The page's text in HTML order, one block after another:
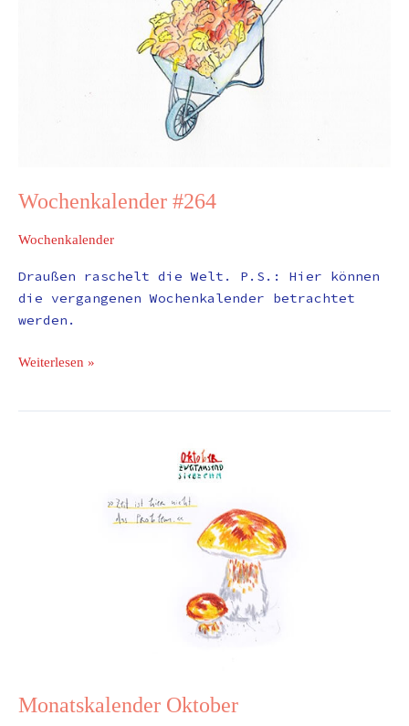
Wochenkalender #264
Wochenkalender
Draußen raschelt die Welt. P.S.: Hier können
die vergangenen Wochenkalender betrachtet
werden.
Weiterlesen »
Monatskalender Oktober